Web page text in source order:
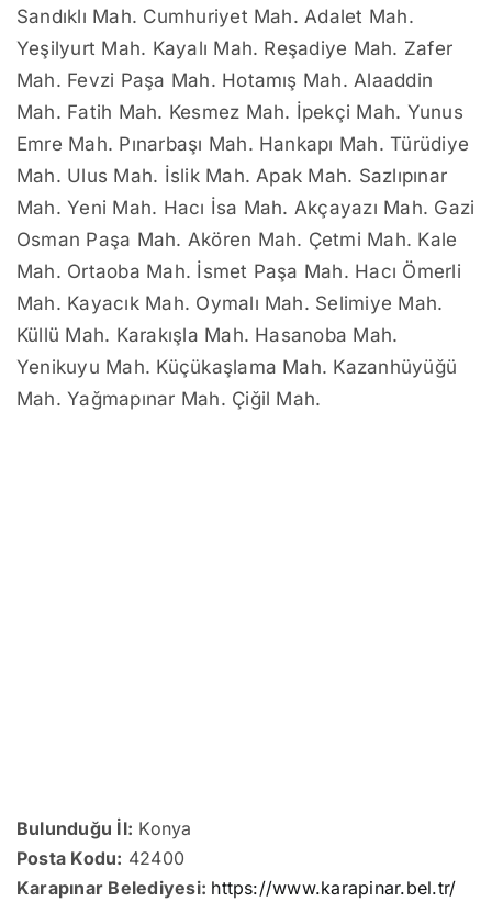
Sandıklı Mah. Cumhuriyet Mah. Adalet Mah.
Yeşilyurt Mah. Kayalı Mah. Reşadiye Mah. Zafer
Mah. Fevzi Paşa Mah. Hotamış Mah. Alaaddin
Mah. Fatih Mah. Kesmez Mah. İpekçi Mah. Yunus
Emre Mah. Pınarbaşı Mah. Hankapı Mah. Türüdiye
Mah. Ulus Mah. İslik Mah. Apak Mah. Sazlıpınar
Mah. Yeni Mah. Hacı İsa Mah. Akçayazı Mah. Gazi
Osman Paşa Mah. Akören Mah. Çetmi Mah. Kale
Mah. Ortaoba Mah. İsmet Paşa Mah. Hacı Ömerli
Mah. Kayacık Mah. Oymalı Mah. Selimiye Mah.
Küllü Mah. Karakışla Mah. Hasanoba Mah.
Yenikuyu Mah. Küçükaşlama Mah. Kazanhüyüğü
Mah. Yağmapınar Mah. Çiğil Mah.
Bulunduğu İl: Konya
Posta Kodu: 42400
Karapınar Belediyesi: https://www.karapinar.bel.tr/